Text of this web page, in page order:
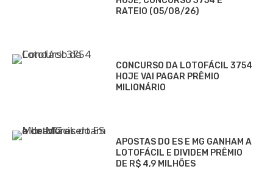
RATEIO (05/08/26)
CONCURSO DA LOTOFÁCIL 3754
HOJE VAI PAGAR PRÊMIO
MILIONÁRIO
APOSTAS DO ES E MG GANHAM A
LOTOFÁCIL E DIVIDEM PRÊMIO
DE R$ 4,9 MILHÕES